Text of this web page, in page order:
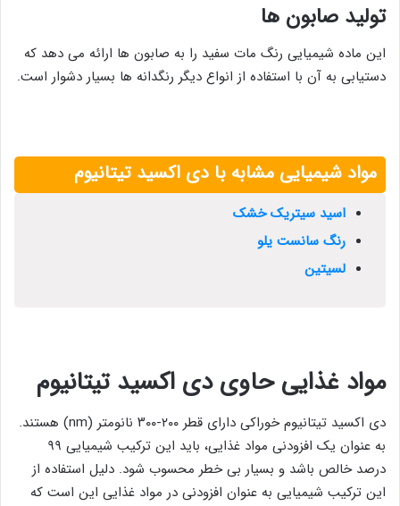
تولید صابون ها
این ماده شیمیایی رنگ مات سفید را به صابون ها ارائه می دهد که
دستیابی به آن با استفاده از انواع دیگر رنگدانه ها بسیار دشوار است.
مواد شیمیایی مشابه با دی اکسید تیتانیوم
اسید سیتریک خشک
رنگ سانست یلو
لسیتین
مواد غذایی حاوی دی اکسید تیتانیوم
دی اکسید تیتانیوم خوراکی دارای قطر ۲۰۰-۳۰۰ نانومتر (nm) هستند.
به عنوان یک افزودنی مواد غذایی، باید این ترکیب شیمیایی ۹۹
درصد خالص باشد و بسیار بی خطر محسوب شود. دلیل استفاده از
این ترکیب شیمیایی به عنوان افزودنی در مواد غذایی این است که